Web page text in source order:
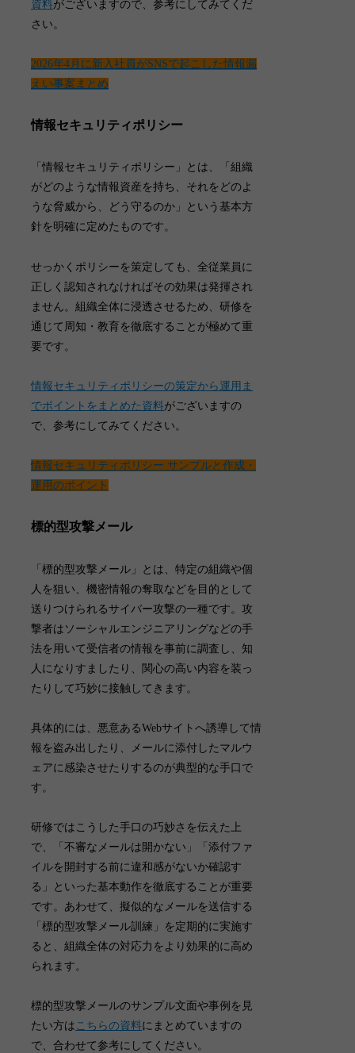
資料がございますので、参考にしてみてくだ
さい。
2026年4月に新入社員がSNSで起こした情報漏
えい事案まとめ
情報セキュリティポリシー
「情報セキュリティポリシー 」とは、「組織
がどのような情報資産を持ち、それをどのよ
うな脅威から、どう守るのか」という基本方
針を明確に定めたものです。
せっかくポリシーを策定しても、全従業員に
正しく認知されなければその効果は発揮され
ません。組織全体に浸透させるため、研修を
通じて周知・教育を徹底することが極めて重
要です 。
情報セキュリティポリシーの策定から運用ま
でポイントをまとめた資料がございますの
で、参考にしてみてください。
情報セキュリティポリシー サンプルと作成・
運用のポイント
標的型攻撃メール
「標的型攻撃メール 」とは、特定の組織や個
人を狙い、機密情報の奪取などを目的として
送りつけられるサイバー攻撃の一種です。攻
撃者はソーシャルエンジニアリングなどの手
法を用いて受信者の情報を事前に調査し、知
人になりすましたり、関心の高い内容を装っ
たりして巧妙に接触してきます。
具体的には、悪意あるWebサイトへ誘導して情
報を盗み出したり、メールに添付したマルウ
ェアに感染させたりするのが典型的な手口で
す。
研修ではこうした手口の巧妙さを伝えた上
で、「不審なメールは開かない」「添付ファ
イルを開封する前に違和感がないか確認す
る」といった基本動作を徹底することが重要
です。あわせて、擬似的なメールを送信する
「標的型攻撃メール訓練 」を定期的に実施す
ると、組織全体の対応力をより効果的に高め
られます。
標的型攻撃メールのサンプル文面や事例を見
たい方は こちらの資料にまとめていますの
で、合わせて参考にしてください。